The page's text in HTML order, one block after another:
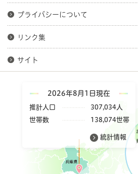
プライバシーについて
リンク集
サイト
2026年8月1日現在
推計人口
307,034人
世帯数
138,074世帯
統計情報